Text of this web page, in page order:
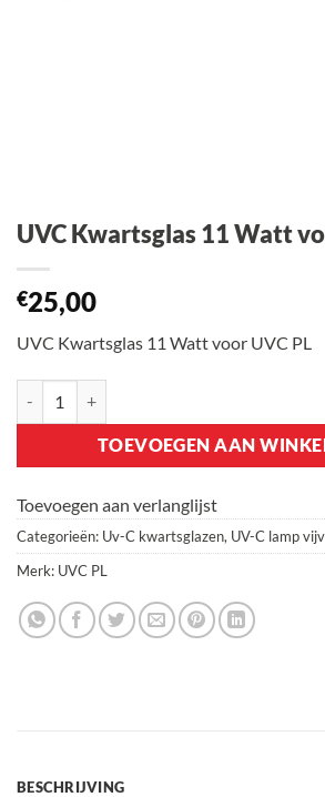
UVC Kwartsglas 11 Watt
€25,00
UVC Kwartsglas 11 Watt voor UVC PL
TOEVOEGEN AAN
Toevoegen aan verlanglijst
Categorieën: Uv-C kwartsglazen, UV-C lamp
Merk: UVC PL
BESCHRIJVING